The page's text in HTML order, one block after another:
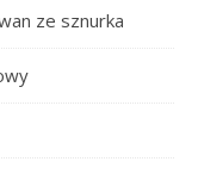
ze sznurka